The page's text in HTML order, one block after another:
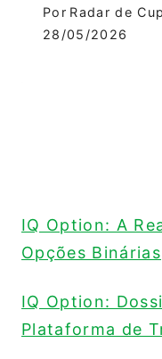
Por Radar de
28/05/2026
IQ Option: A
Opções Binárias
IQ Option:
Plataforma de